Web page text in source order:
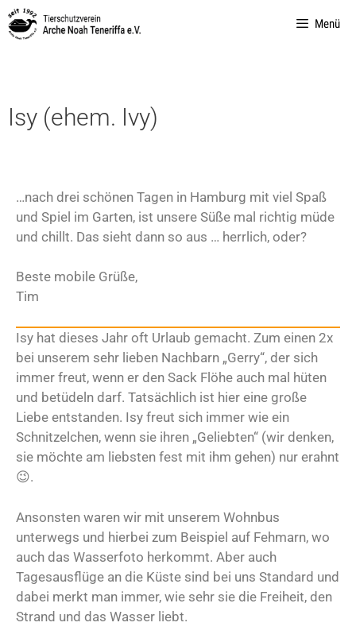
Menü
Isy (ehem. Ivy)
…nach drei schönen Tagen in Hamburg mit viel Spaß
und Spiel im Garten, ist unsere Süße mal richtig müde
und chillt. Das sieht dann so aus … herrlich, oder?
Beste mobile Grüße,
Tim
Isy hat dieses Jahr oft Urlaub gemacht. Zum einen 2x
bei unserem sehr lieben Nachbarn „Gerry“, der sich
immer freut, wenn er den Sack Flöhe auch mal hüten
und betüdeln darf. Tatsächlich ist hier eine große
Liebe entstanden. Isy freut sich immer wie ein
Schnitzelchen, wenn sie ihren „Geliebten“ (wir denken,
sie möchte am liebsten fest mit ihm gehen) nur erahnt
😉.
Ansonsten waren wir mit unserem Wohnbus
unterwegs und hierbei zum Beispiel auf Fehmarn, wo
auch das Wasserfoto herkommt. Aber auch
Tagesausflüge an die Küste sind bei uns Standard und
dabei merkt man immer, wie sehr sie die Freiheit, den
Strand und das Wasser liebt.